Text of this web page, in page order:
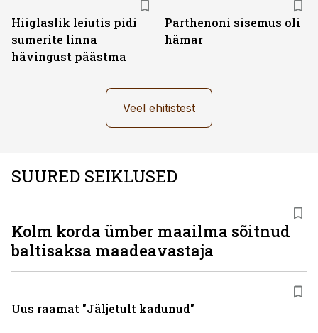
Hiiglaslik leiutis pidi
sumerite linna
hävingust päästma
Parthenoni sisemus oli
hämar
Veel ehitistest
SUURED SEIKLUSED
Kolm korda ümber maailma sõitnud
baltisaksa maadeavastaja
Uus raamat "Jäljetult kadunud"